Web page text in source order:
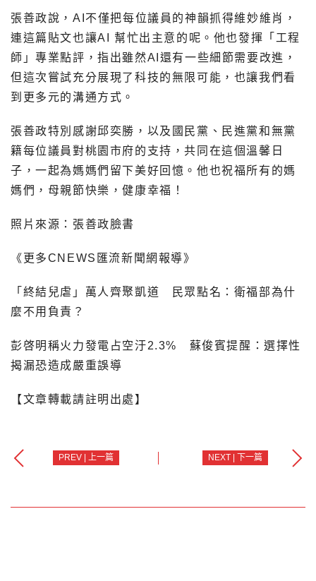
張善政說，AI不僅把每位議員的神韻抓得維妙維肖，
連這篇貼文也讓AI 幫忙出主意的呢。他也發揮「工程
師」專業點評，指出雖然AI還有一些細節需要改進，
但這次嘗試充分展現了科技的無限可能，也讓我們看
到更多元的溝通方式。
張善政特別感謝邱奕勝，以及國民黨、民進黨和無黨
籍每位議員對桃園市府的支持，共同在這個溫馨日
子，一起為媽媽們留下美好回憶。他也祝福所有的媽
媽們，母親節快樂，健康幸福！
照片來源：張善政臉書
《更多CNEWS匯流新聞網報導》
「終結兒虐」萬人齊聚凱道 民眾點名：衛福部為什
麼不用負責？
彭啓明稱火力發電占空汙2.3% 蘇俊賓提醒：選擇性
揭漏恐造成嚴重誤導
【文章轉載請註明出處】
PREV | 上一篇 NEXT | 下一篇